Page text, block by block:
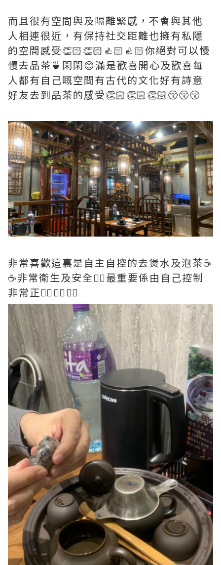
而且很有空間與及隔離緊感，不會與其他
人相連很近，有保持社交距離也擁有私隱
的空間感受👏🏻👏🏻👍🏻👍🏻你絕對可以慢
慢去品茶🍵閑閑😊滿是歡喜開心及歡喜每
人都有自己嘅空間有古代的文化好有詩意
好友去到品茶的感受👏🏻👏🏻👏🏻😚😚😚
非常喜歡這裏是自主自控的去煲水及泡茶☕️
☕️非常衛生及安全👍🏻最重要係由自己控制
非常正👍🏻👍🏻👍🏻